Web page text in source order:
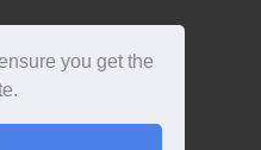
you get the